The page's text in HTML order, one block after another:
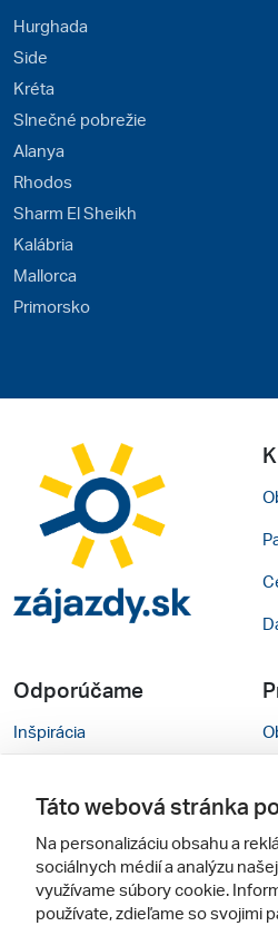
Hurghada
Side
Kréta
Slnečné pobrežie
Alanya
Rhodos
Sharm El Sheikh
Kalábria
Mallorca
Primorsko
Odporúčame
Inšpirácia
Cestovné kancelárie
Zájezdy.cz
Táto webová stránka
Na personalizáciu obsahu a
sociálnych médií a analýzu
využívame súbory cookie.
používate, zdieľame so svojimi